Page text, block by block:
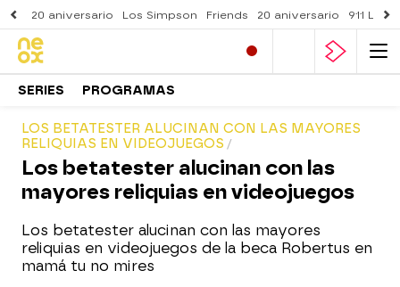
20 aniversario Los Simpson Friends 20 aniversario 911
SERIES PROGRAMAS
LOS BETATESTER ALUCINAN CON LAS MAYORES
RELIQUIAS EN VIDEOJUEGOS
Los betatester alucinan con las
mayores reliquias en videojuegos
Los betatester alucinan con las mayores
reliquias en videojuegos de la beca Robertus en
mamá tu no mires